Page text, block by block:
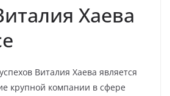
Хаева
Виталия Хаева является
крупной компании в сфере